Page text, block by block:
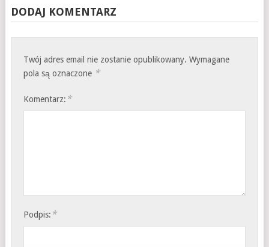
DODAJ KOMENTARZ
Twój adres email nie zostanie opublikowany. Wymagane
pola są oznaczone *
Komentarz: *
Podpis: *